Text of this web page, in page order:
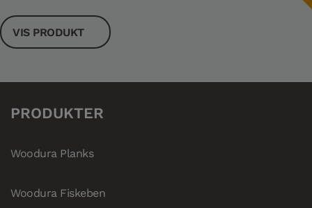
VIS PRODUKT
PRODUKTER
Woodura Planks
Woodura Fiskeben